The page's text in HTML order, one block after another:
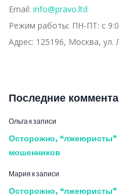
Email: info@pravo.ltd
Режим работы: ПН-ПТ: с
Адрес: 125196, Москва, ул.
Последние
Ольга к записи
Осторожно, “лжеюристы”
мошенников
Мария к записи
Осторожно, “лжеюристы”